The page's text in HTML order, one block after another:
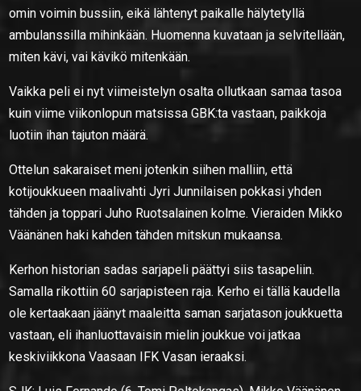
omin voimin bussiin, eikä lähtenyt paikalle hälytetyllä
ambulanssilla mihinkään. Huomenna kuvataan ja selvitellään,
miten kävi, vai kävikö mitenkään.
Vaikka peli ei nyt viimeistelyn osalta ollutkaan samaa tasoa
kuin viime viikonlopun matsissa GBK:ta vastaan, paikkoja
luotiin ihan tajuton määrä.
Ottelun sakaraiset meni jotenkin siihen malliin, että
kotijoukkueen maalivahti Jyri Junnilaisen pokkasi yhden
tähden ja toppari Juho Ruotsalainen kolme. Vieraiden Mikko
Väänänen haki kahden tähden mitskun mukaansa.
Kerhon historian sadas sarjapeli päättyi siis tasapeliin.
Samalla rikottiin 60 sarjapisteen raja. Kerho ei tällä kaudella
ole kertaakaan jäänyt maaleitta saman sarjatason joukkuetta
vastaan, eli ihanluottavaisin mielin joukkue voi jatkaa
keskiviikkona Vaasaan IFK Vasan ieraaksi.